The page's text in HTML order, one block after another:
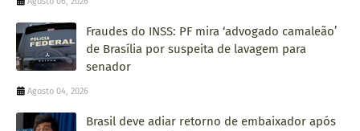
Fraudes do INSS: PF mira ‘advogado camaleão’
de Brasília por suspeita de lavagem para
senador
Agosto 04, 2026
Brasil deve adiar retorno de embaixador após